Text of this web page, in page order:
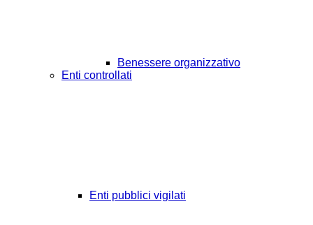
Benessere organizzativo
Enti controllati
Enti pubblici vigilati